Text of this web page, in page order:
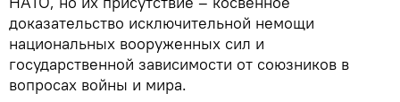
доказательство исключительной немощи
национальных вооруженных сил и
государственной зависимости от союзников в
вопросах войны и мира.